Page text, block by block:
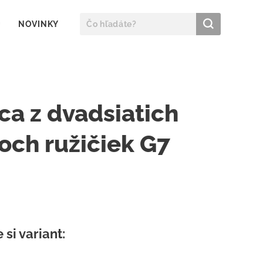
NOVINKY
z dvadsiatich
ružičiek G7
si variant: